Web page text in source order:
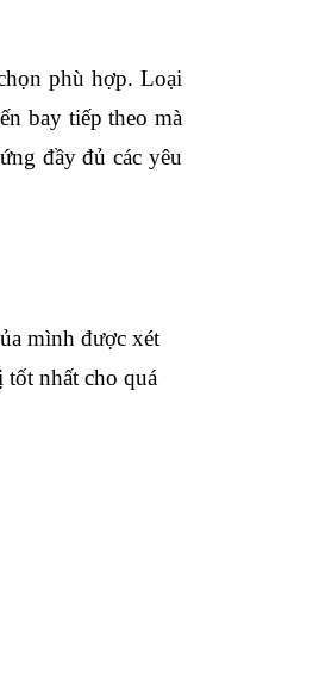
phù hợp. Loại
bay tiếp theo mà
đầy đủ các yêu
mình được xét
tốt nhất cho quá